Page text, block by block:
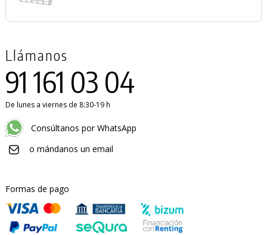
Llámanos
91 161 03 04
De lunes a viernes de 8:30-19 h
Consúltanos por WhatsApp
o mándanos un email
Formas de pago